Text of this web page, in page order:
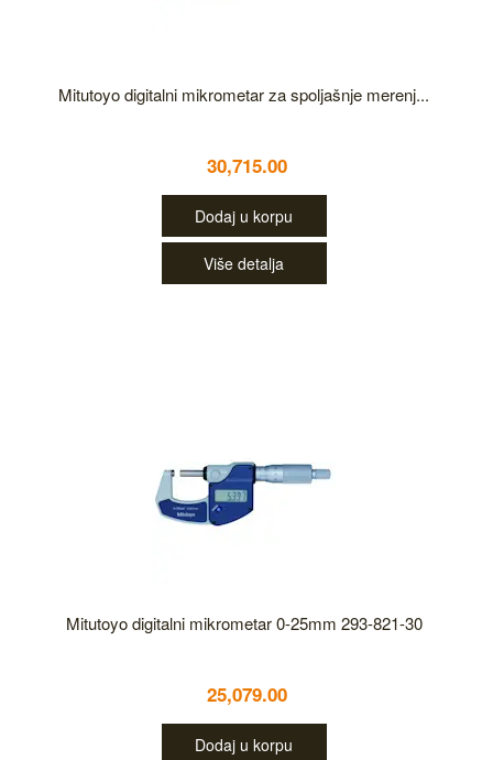
Mitutoyo digitalni mikrometar za spoljašnje merenj...
30,715.00
Dodaj u korpu
Više detalja
Mitutoyo digitalni mikrometar 0-25mm 293-821-30
25,079.00
Dodaj u korpu